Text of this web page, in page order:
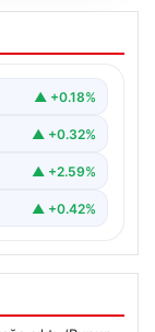
mücadele
▲ +0.18%
▲ +0.32%
▲ +2.59%
▲ +0.42%